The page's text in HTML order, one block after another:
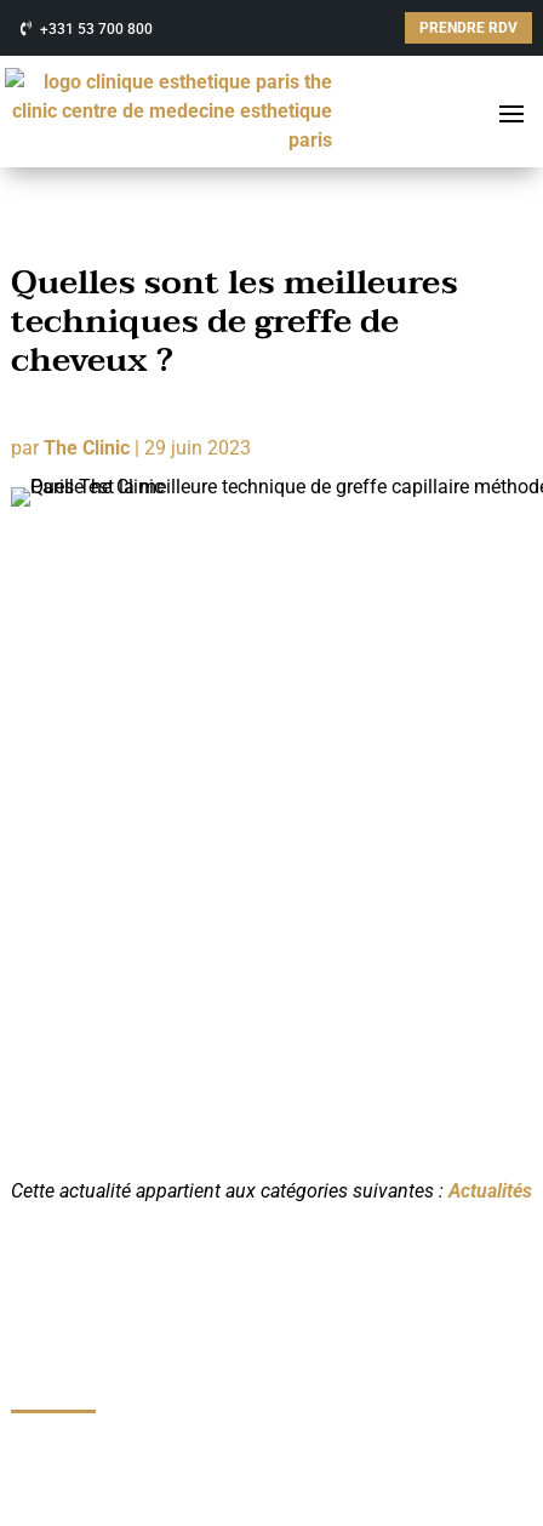
+331 53 700 800 PRENDRE RDV
Quelles sont les meilleures
techniques de greffe de
cheveux ?
parThe Clinic| 29 juin 2023
Cette actualité appartient aux catégories suivantes : Actualités